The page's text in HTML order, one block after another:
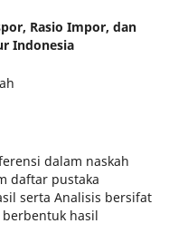
Rasio Impor, dan
Indonesia
dalam naskah
daftar pustaka
serta Analisis bersifat
hasil